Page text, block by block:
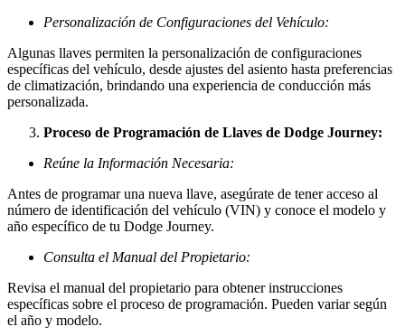
Personalización de Configuraciones del Vehículo:
Algunas llaves permiten la personalización de configuraciones
específicas del vehículo, desde ajustes del asiento hasta preferencias
de climatización, brindando una experiencia de conducción más
personalizada.
Proceso de Programación de Llaves de Dodge Journey:
Reúne la Información Necesaria:
Antes de programar una nueva llave, asegúrate de tener acceso al
número de identificación del vehículo (VIN) y conoce el modelo y
año específico de tu Dodge Journey.
Consulta el Manual del Propietario:
Revisa el manual del propietario para obtener instrucciones
específicas sobre el proceso de programación. Pueden variar según
el año y modelo.